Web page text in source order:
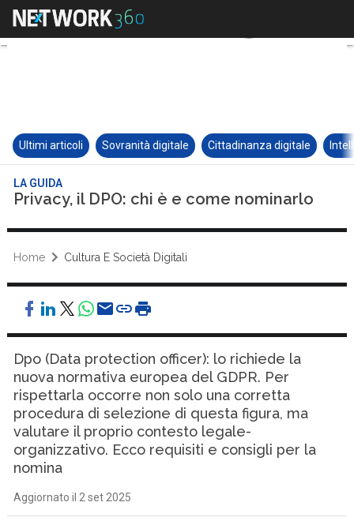
Ultimi articoli Sovranità digitale Cittadinanza digitale
LA GUIDA
Privacy, il DPO: chi è e come nominarlo
Home Cultura E Società Digitali
Dpo (Data protection officer): lo richiede la
nuova normativa europea del GDPR. Per
rispettarla occorre non solo una corretta
procedura di selezione di questa figura, ma
valutare il proprio contesto legale-
organizzativo. Ecco requisiti e consigli per la
nomina
Aggiornato il 2 set 2025